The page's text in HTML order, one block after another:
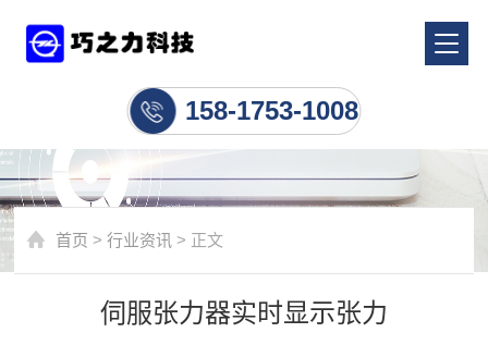
158-1753-1008
首页 >行业资讯 > 正文
伺服张力器实时显示张力